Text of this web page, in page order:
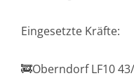
Eingesetzte Kräfte:
🚒Oberndorf LF10